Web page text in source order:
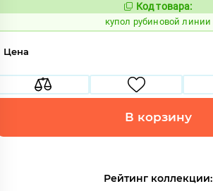
Код товара:
купол рубиновой линии
Цена
В корзину
Рейтинг коллекции: